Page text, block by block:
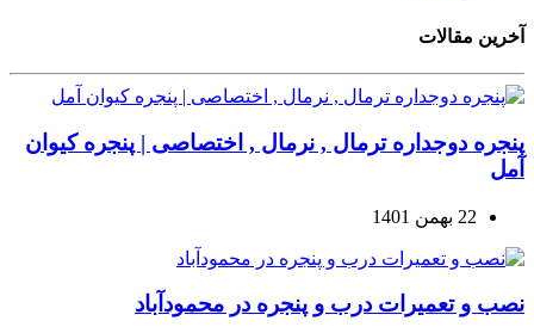
آخرین مقالات
پنجره دوجداره ترمال , نرمال , اختصاصی | پنجره کیوان
آمل
22 بهمن 1401
نصب و تعمیرات درب و پنجره در محمودآباد